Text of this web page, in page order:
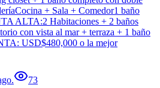
+ Sala + Comedor1 baño
ALTA:2 Habitaciones + 2 baños
con vista al mar + terraza + 1 baño
USD$480,000 o la mejor
73